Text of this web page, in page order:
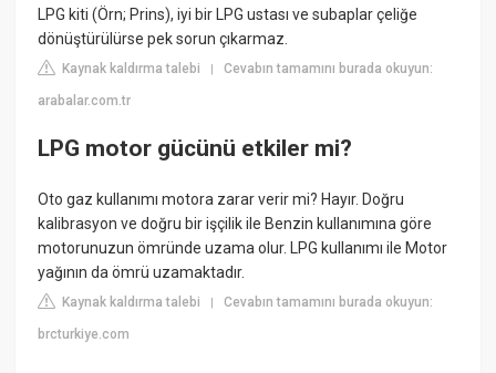
LPG kiti (Örn; Prins), iyi bir LPG ustası ve subaplar çeliğe
dönüştürülürse pek sorun çıkarmaz.
Kaynak kaldırma talebi |Cevabın tamamını burada okuyun:
arabalar.com.tr
LPG motor gücünü etkiler mi?
Oto gaz kullanımı motora zarar verir mi? Hayır. Doğru
kalibrasyon ve doğru bir işçilik ile Benzin kullanımına göre
motorunuzun ömründe uzama olur. LPG kullanımı ile Motor
yağının da ömrü uzamaktadır.
Kaynak kaldırma talebi |Cevabın tamamını burada okuyun:
brcturkiye.com